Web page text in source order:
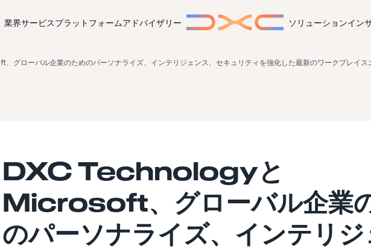
業界サービスプラットフォームアドバイザリー ソリューションイン
グローバル企業のためのパーソナライズ、インテリジェンス、セキュリティを強化した最新のワークプレイス
DXC Technologyと
Microsoft、グローバル企業
のパーソナライズ、インテリジ